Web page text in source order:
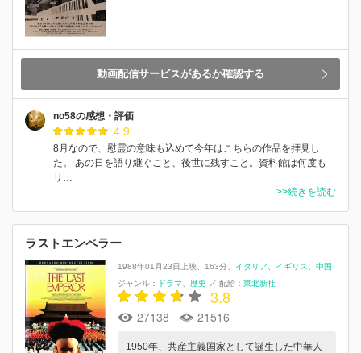
動画配信サービスがあるか確認する
no58の感想・評価
4.9
8月なので、慰霊の意味も込めて今年はこちらの作品を拝見し
た。 あの日を語り継ぐこと、後世に残すこと。資料館は何度も
リ…
>>続きを読む
ラストエンペラー
1988年01月23日上映 163分 イタリア イギリス
中国
ジャンル：
ドラマ 歴史 ／ 配給： 東北新社
3.8
27138 21516
1950年、共産主義国家として誕生した中華人